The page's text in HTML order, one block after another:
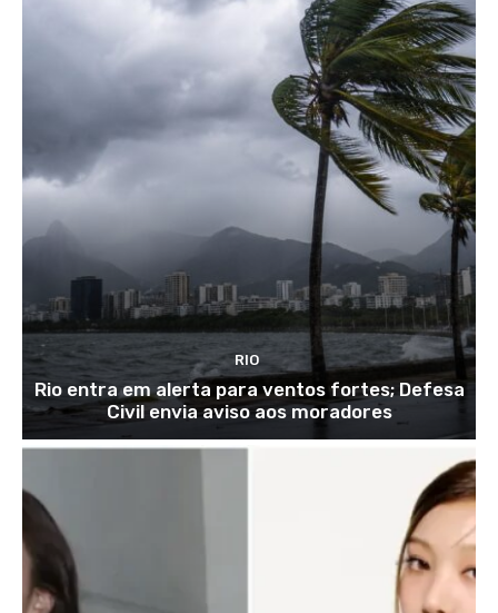
RIO
Rio entra em alerta para ventos fortes; Defesa
Civil envia aviso aos moradores